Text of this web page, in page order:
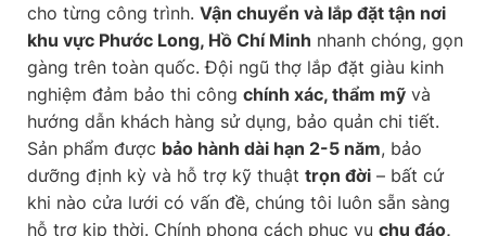
cho từng công trình. Vận chuyển và lắp đặt tận nơi
khu vực Phước Long, Hồ Chí Minh nhanh chóng, gọn
gàng trên toàn quốc. Đội ngũ thợ lắp đặt giàu kinh
nghiệm đảm bảo thi công chính xác, thẩm mỹ và
hướng dẫn khách hàng sử dụng, bảo quản chi tiết.
Sản phẩm được bảo hành dài hạn 2-5 năm, bảo
dưỡng định kỳ và hỗ trợ kỹ thuật trọn đời – bất cứ
khi nào cửa lưới có vấn đề, chúng tôi luôn sẵn sàng
hỗ trợ kịp thời. Chính phong cách phục vụ chu đáo,